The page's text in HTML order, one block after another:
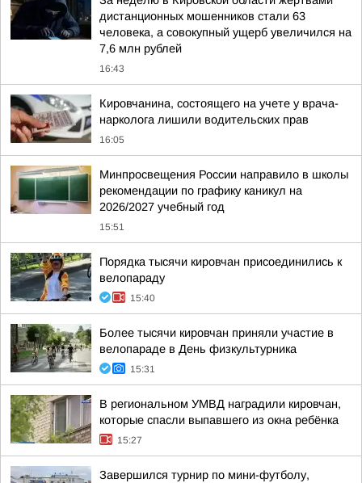
дистанционных мошенников стали 63
человека, а совокупный ущерб увеличился на
7,6 млн рублей
16:43
Кировчанина, состоящего на учете у врача-
нарколога лишили водительских прав
16:05
Минпросвещения России направило в школы
рекомендации по графику каникул на
2026/2027 учебный год
15:51
Порядка тысячи кировчан присоединились к
велопараду
15:40
Более тысячи кировчан приняли участие в
велопараде в День физкультурника
15:31
В региональном УМВД наградили кировчан,
которые спасли выпавшего из окна ребёнка
15:27
Завершился турнир по мини-футболу,